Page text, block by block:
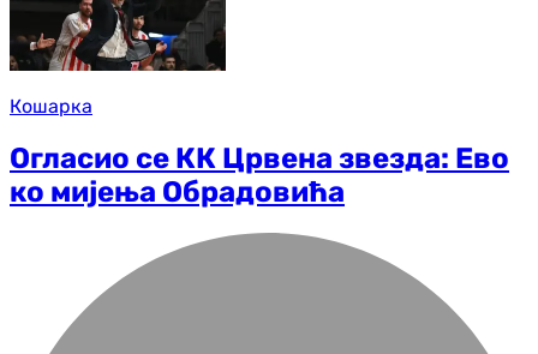
Кошарка
Огласио се КК Црвена звезда: Ево
ко мијења Обрадовића